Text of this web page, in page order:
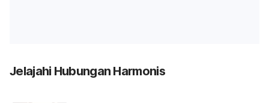
Jelajahi Hubungan Harmonis